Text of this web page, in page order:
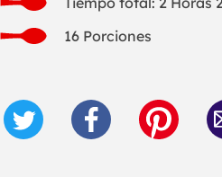
16 Porciones